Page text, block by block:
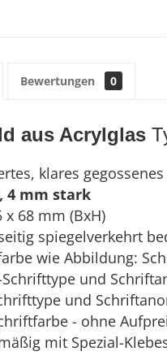
Bewertungen 0
aus Acrylglas
klares
4 mm stark
x 68 mm (BxH)
spiegelverkehrt
wie Abbildung:
und
und
- ohne
mit Spezial-